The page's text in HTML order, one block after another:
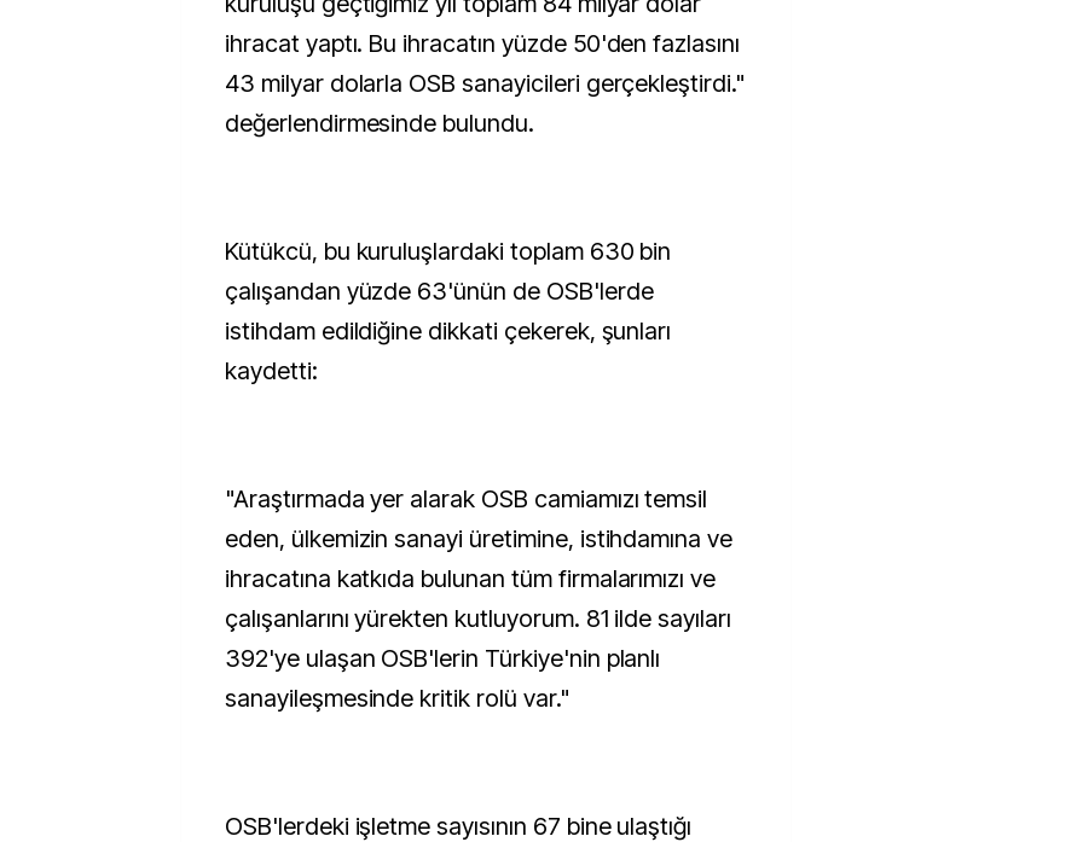
ihracat yaptı. Bu ihracatın yüzde 50'den fazlasını
43 milyar dolarla OSB sanayicileri gerçekleştirdi."
değerlendirmesinde bulundu.
Kütükcü, bu kuruluşlardaki toplam 630 bin
çalışandan yüzde 63'ünün de OSB'lerde
istihdam edildiğine dikkati çekerek, şunları
kaydetti:
"Araştırmada yer alarak OSB camiamızı temsil
eden, ülkemizin sanayi üretimine, istihdamına ve
ihracatına katkıda bulunan tüm firmalarımızı ve
çalışanlarını yürekten kutluyorum. 81 ilde sayıları
392'ye ulaşan OSB'lerin Türkiye'nin planlı
sanayileşmesinde kritik rolü var."
OSB'lerdeki işletme sayısının 67 bine ulaştığı